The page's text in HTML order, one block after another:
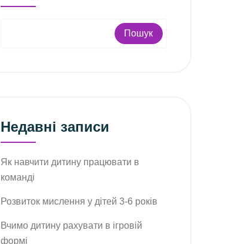
Пошук
Недавні записи
Як навчити дитину працювати в
команді
Розвиток мислення у дітей 3-6 років
Вчимо дитину рахувати в ігровій
формі